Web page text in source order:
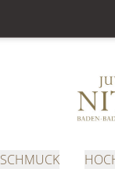
SCHMUCK